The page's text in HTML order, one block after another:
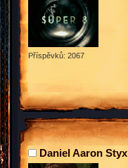
Příspěvků: 2067
Daniel Aaron Styx